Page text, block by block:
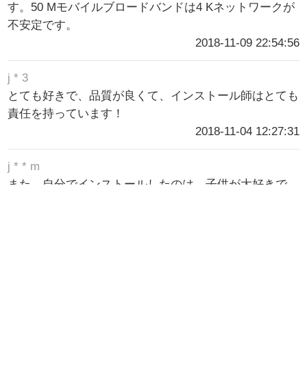
す。50 Mモバイルブロードバンドは4 Kネットワークが
不安定です。
2018-11-09 22:54:56
j * 3
とても好きで、品質が良くて、インストール師はとても
責任を持っています！
2018-11-04 12:27:31
j * * m
また、自分でインストールしたのは、子供が大好きで、